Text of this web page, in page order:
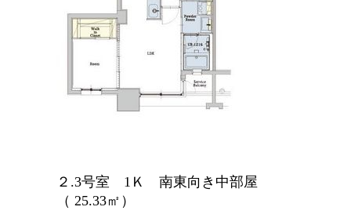
２.3号室 1Ｋ 南東向き中部屋
（ 25.33㎡）